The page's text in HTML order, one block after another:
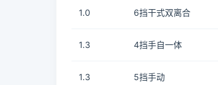
1.0 6挡干式双离合
1.3 4挡手自一体
1.3 5挡手动